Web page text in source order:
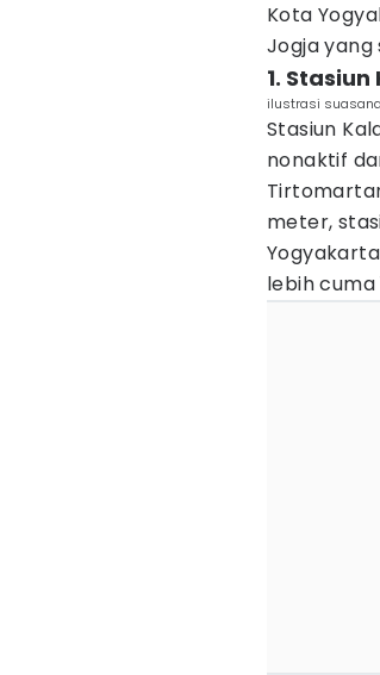
Kota
Jogja yang
1.
ilustrasi
Stasiun
nonaktif
meter,
lebih cuma